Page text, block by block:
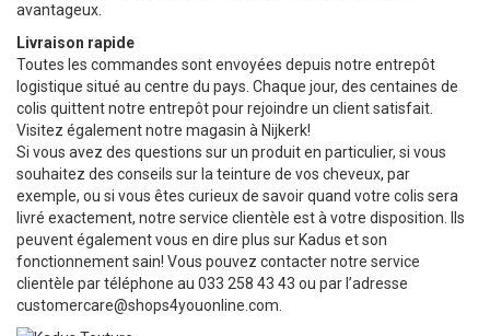
avantageux.
Livraison rapide
Toutes les commandes sont envoyées depuis notre entrepôt
logistique situé au centre du pays. Chaque jour, des centaines de
colis quittent notre entrepôt pour rejoindre un client satisfait.
Visitez également notre magasin à Nijkerk!
Si vous avez des questions sur un produit en particulier, si vous
souhaitez des conseils sur la teinture de vos cheveux, par
exemple, ou si vous êtes curieux de savoir quand votre colis sera
livré exactement, notre service clientèle est à votre disposition. Ils
peuvent également vous en dire plus sur Kadus et son
fonctionnement sain! Vous pouvez contacter notre service
clientèle par téléphone au 033 258 43 43 ou par l’adresse
customercare@shops4youonline.com.